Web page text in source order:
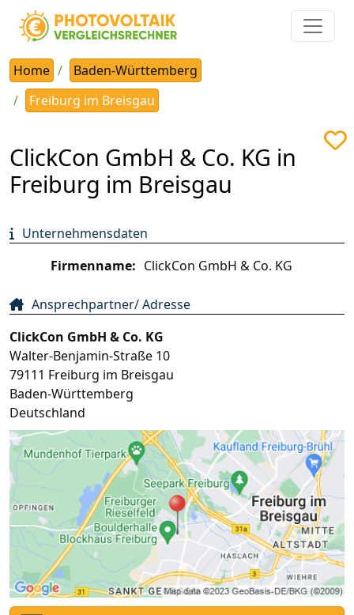
Home
Baden-Württemberg
Freiburg im Breisgau
ClickCon GmbH & Co. KG in
Freiburg im Breisgau
Unternehmensdaten
Firmenname: ClickCon GmbH & Co. KG
Ansprechpartner/ Adresse
ClickCon GmbH & Co. KG
Walter-Benjamin-Straße 10
79111 Freiburg im Breisgau
Baden-Württemberg
Deutschland